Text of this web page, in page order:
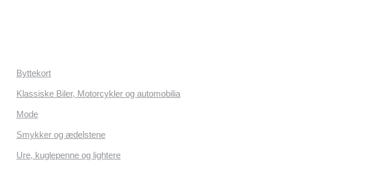
Byttekort
Klassiske Biler, Motorcykler og automobilia
Mode
Smykker og ædelstene
Ure, kuglepenne og lightere